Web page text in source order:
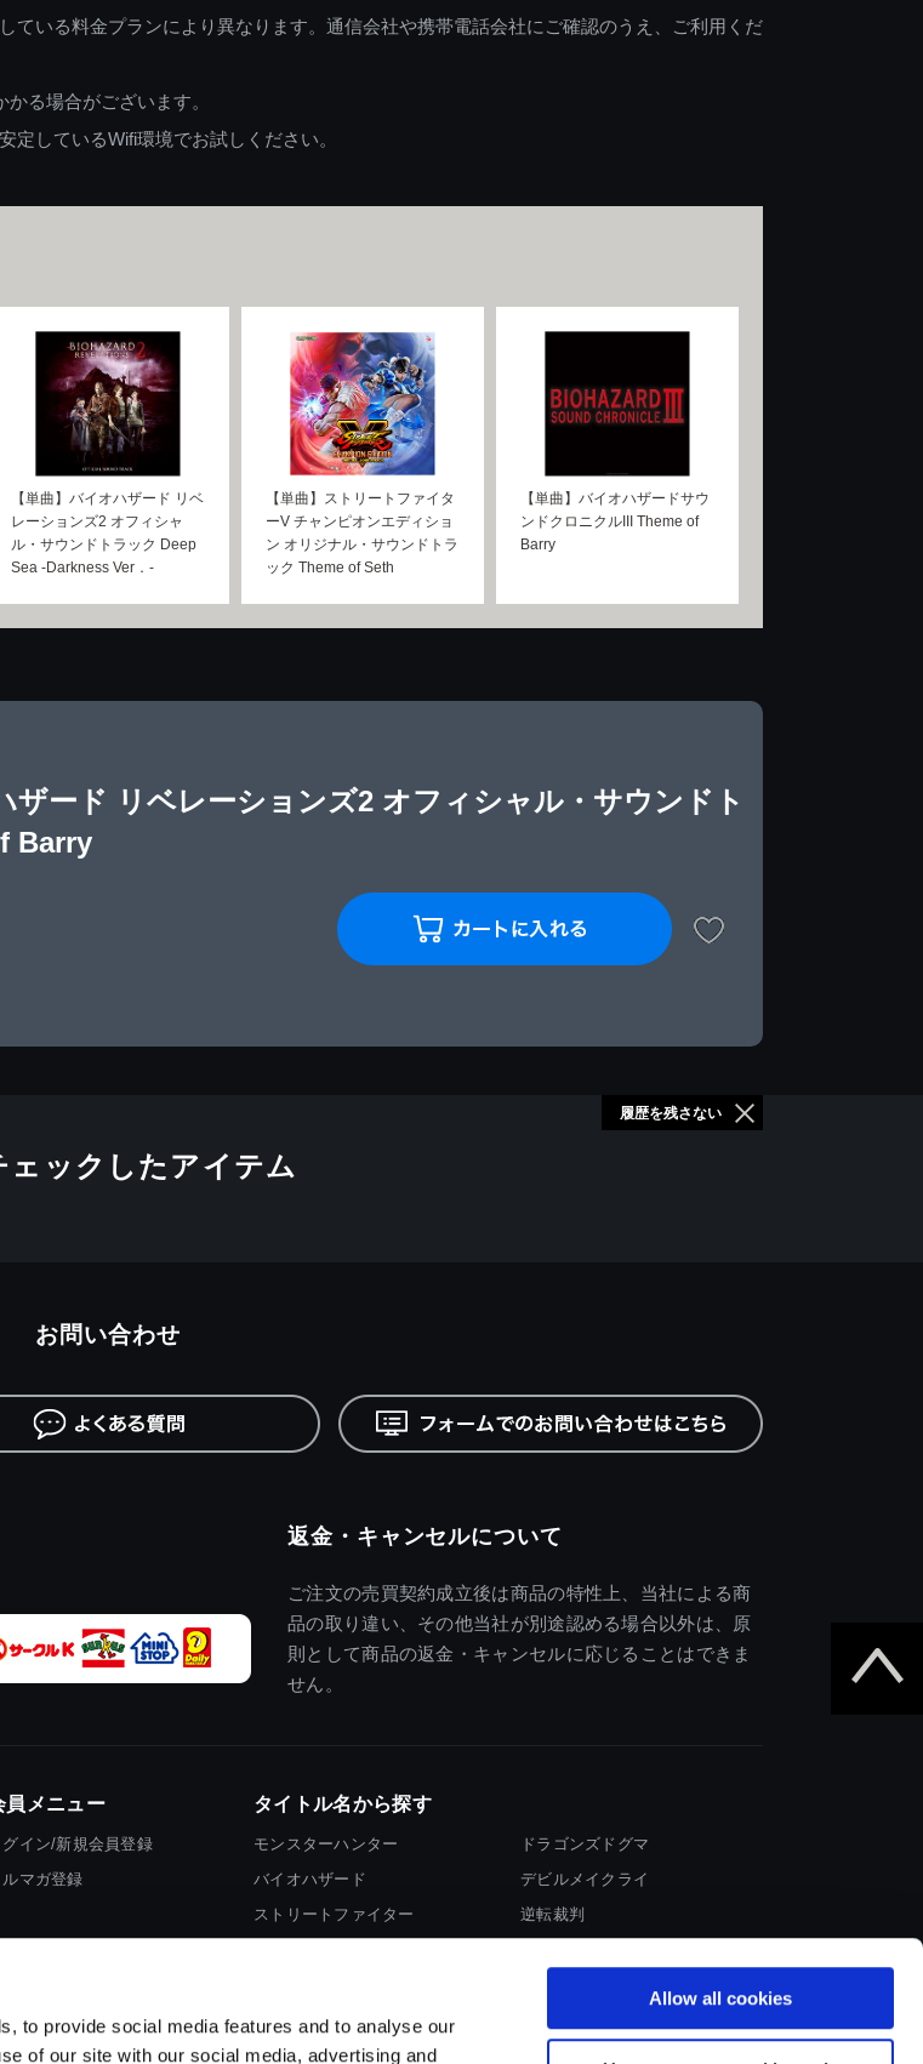
to provide social media features and to analyse our
of our site with our social media, advertising and
Allow all cookies
ている料金プランにより異なります。通信会社や携帯電話会社にご確認のうえ、ご利用くだ
る場合がございます。
しているWifi環境でお試しください。
【単曲】バイオハザード リベ
レーションズ2 オフィシャ
ル・サウンドトラック Deep
Sea -Darkness Ver．-
【単曲】ストリートファイタ
ーV チャンピオンエディショ
ン オリジナル・サウンドトラ
ック Theme of Seth
【単曲】バイオハザードサウ
ンドクロニクルIII Theme of
Barry
ザード リベレーションズ2 オフィシャル・サウンドト
Barry
ェックしたアイテム
履歴を残さない
返金・キャンセルについて
ご注文の売買契約成立後は商品の特性上、当社による商
品の取り違い、その他当社が別途認める場合以外は、原
則として商品の返金・キャンセルに応じることはできま
せん。
お問い合わせ
員メニュー
グイン/新規会員登録
ルマガ登録
タイトル名から探す
モンスターハンター
バイオハザード
ストリートファイター
ドラゴンズドグマ
デビルメイクライ
逆転裁判